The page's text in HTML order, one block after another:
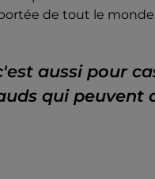
de tout le monde.
aussi pour
qui peuvent